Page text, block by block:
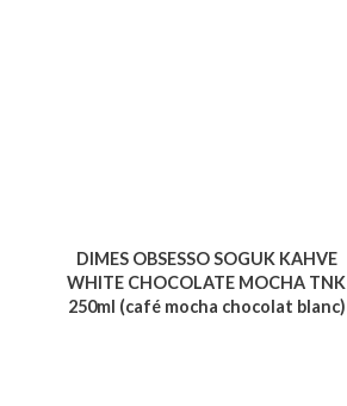
DIMES OBSESSO SOGUK KAHVE
WHITE CHOCOLATE MOCHA TNK
250ml (café mocha chocolat blanc)